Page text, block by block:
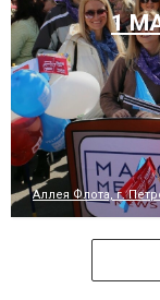
1
Аллея Флота, г.